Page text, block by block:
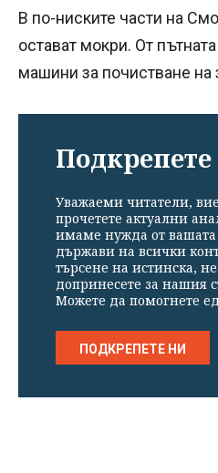
В по-ниските части на
остават мокри. От
машини за почистване на
Уважаеми читатели,
прочетете актуални
имаме нужда от вашата
държави на всички
търсене на истинска,
допринесете за нашия
Можете да помогнете
ПОДКРЕПЕТЕ НИ